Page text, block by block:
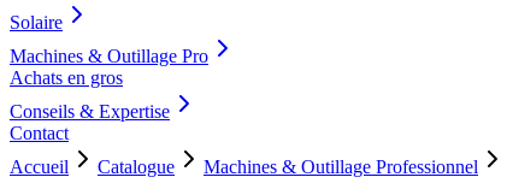
Solaire
Machines & Outillage Pro
Achats en gros
Conseils & Expertise
Contact
Accueil
Catalogue Machines & Outillage Professionnel